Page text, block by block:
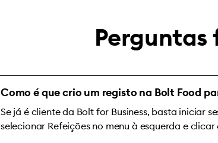
Perguntas
Como é que crio um registo na Bolt Food
Se já é cliente da Bolt for Business, basta iniciar
selecionar Refeições no menu à esquerda e